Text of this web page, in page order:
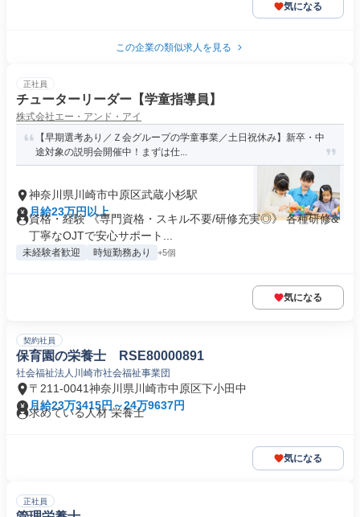
気になる
この企業の類似求人を見る
正社員
チューターリーダー【学童指導員】
株式会社エー・アンド・アイ
【早期選考あり／Ｚ会グループの学童事業／土日祝休み】新卒・中
途対象の説明会開催中！まずは仕...
神奈川県川崎市中原区武蔵小杉駅
月給23万円以上
資格・経験 《専門資格・スキル不要/研修充実◎》 各種研修&
丁寧なOJTで安心サポート...
未経験者歓迎 時短勤務あり +5個
気になる
契約社員
保育園の栄養士 RSE80000891
社会福祉法人川崎市社会福祉事業団
〒211-0041神奈川県川崎市中原区下小田中
月給23万3415円～24万9637円
求めている人材 栄養士
気になる
正社員